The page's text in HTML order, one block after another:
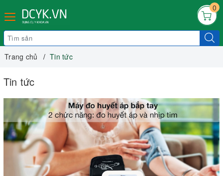
0
Trang chủ Tin tức
Tin tức